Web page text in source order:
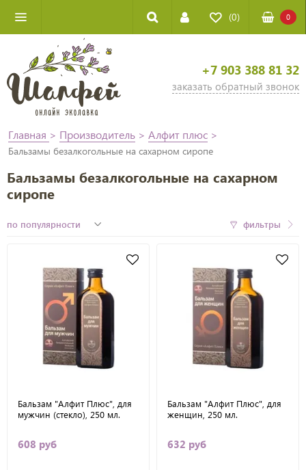
(0) 0
+7 903 388 81 32
заказать обратный звонок
Главная > Производитель > Алфит плюс >
Бальзамы безалкогольные на сахарном сиропе
Бальзамы безалкогольные на сахарном
сиропе
фильтры
Бальзам "Алфит Плюс", для
мужчин (стекло), 250 мл.
608 руб
Бальзам "Алфит Плюс", для
женщин, 250 мл.
632 руб